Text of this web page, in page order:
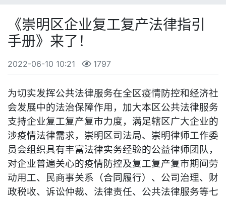
《崇明区企业复工复产法律指引
手册》来了！
2022-06-10 10:21 1797
为切实发挥公共法律服务在全区疫情防控和经济社
会发展中的法治保障作用，加大本区公共法律服务
支持企业复工复产复市力度，满足辖区广大企业的
涉疫情法律需求，崇明区司法局、崇明律师工作委
员会组织具有丰富法律实务经验的公益律师团队，
对企业普遍关心的疫情防控及复工复产复市期间劳
动用工、民商事关系（合同履行）、公司治理、财
政税收、诉讼仲裁、法律责任、公共法律服务等七